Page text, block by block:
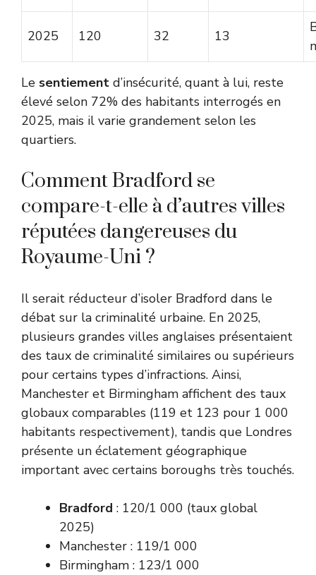
2025 120 32 13
Le sentiement d’insécurité, quant à lui, reste
élevé selon 72% des habitants interrogés en
2025, mais il varie grandement selon les
quartiers.
Comment Bradford se
compare-t-elle à d’autres villes
réputées dangereuses du
Royaume-Uni ?
Il serait réducteur d’isoler Bradford dans le
débat sur la criminalité urbaine. En 2025,
plusieurs grandes villes anglaises présentaient
des taux de criminalité similaires ou supérieurs
pour certains types d’infractions. Ainsi,
Manchester et Birmingham affichent des taux
globaux comparables (119 et 123 pour 1 000
habitants respectivement), tandis que Londres
présente un éclatement géographique
important avec certains boroughs très touchés.
Bradford : 120/1 000 (taux global
2025)
Manchester : 119/1 000
Birmingham : 123/1 000